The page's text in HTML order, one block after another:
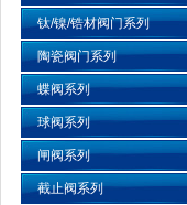
钛/镍/锆材阀门系列
陶瓷阀门系列
蝶阀系列
球阀系列
闸阀系列
截止阀系列